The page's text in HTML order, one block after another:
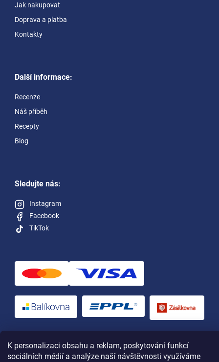
K personalizaci obsahu a reklam, poskytování funkcí
sociálních médií a analýze naší návštěvnosti využíváme
Jak nakupovat
Doprava a platba
Kontakty
Další informace:
Recenze
Náš příběh
Recepty
Blog
Sledujte nás:
Instagram
Facebook
TikTok